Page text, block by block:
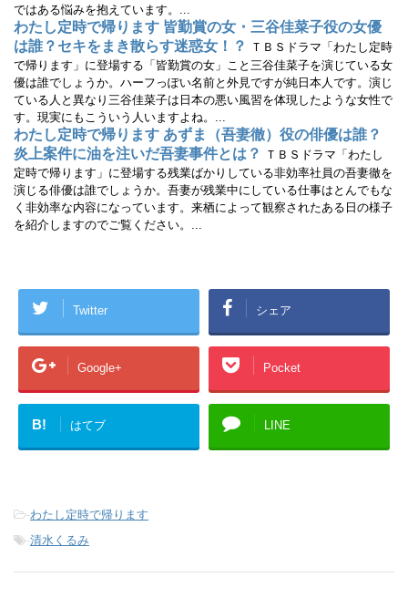
ではある悩みを抱えています。...
わたし定時で帰ります 皆勤賞の女・三谷佳菜子役の女優
は誰？セキをまき散らす迷惑女！？
ＴＢＳドラマ「わたし定時
で帰ります」に登場する「皆勤賞の女」こと三谷佳菜子を演じている女
優は誰でしょうか。ハーフっぽい名前と外見ですが純日本人です。演じ
ている人と異なり三谷佳菜子は日本の悪い風習を体現したような女性で
す。現実にもこういう人いますよね。...
わたし定時で帰ります あずま（吾妻徹）役の俳優は誰？
炎上案件に油を注いだ吾妻事件とは？
ＴＢＳドラマ「わたし
定時で帰ります」に登場する残業ばかりしている非効率社員の吾妻徹を
演じる俳優は誰でしょうか。吾妻が残業中にしている仕事はとんでもな
く非効率な内容になっています。来栖によって観察されたある日の様子
を紹介しますのでご覧ください。...
Twitter シェア
Google+ Pocket
B! はてブ LINE
-わたし定時で帰ります
-清水くるみ